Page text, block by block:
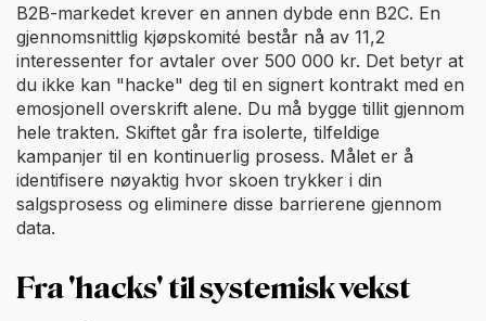
B2B-markedet krever en annen dybde enn B2C. En
gjennomsnittlig kjøpskomité består nå av 11,2
interessenter for avtaler over 500 000 kr. Det betyr at
du ikke kan "hacke" deg til en signert kontrakt med en
emosjonell overskrift alene. Du må bygge tillit gjennom
hele trakten. Skiftet går fra isolerte, tilfeldige
kampanjer til en kontinuerlig prosess. Målet er å
identifisere nøyaktig hvor skoen trykker i din
salgsprosess og eliminere disse barrierene gjennom
data.
Fra 'hacks' til systemisk vekst